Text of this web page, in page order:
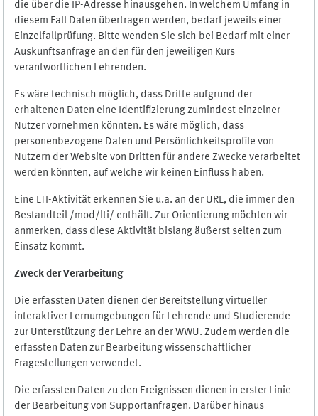
die über die IP-Adresse hinausgehen. In welchem Umfang in
diesem Fall Daten übertragen werden, bedarf jeweils einer
Einzelfallprüfung. Bitte wenden Sie sich bei Bedarf mit einer
Auskunftsanfrage an den für den jeweiligen Kurs
verantwortlichen Lehrenden.
Es wäre technisch möglich, dass Dritte aufgrund der
erhaltenen Daten eine Identifizierung zumindest einzelner
Nutzer vornehmen könnten. Es wäre möglich, dass
personenbezogene Daten und Persönlichkeitsprofile von
Nutzern der Website von Dritten für andere Zwecke verarbeitet
werden könnten, auf welche wir keinen Einfluss haben.
Eine LTI-Aktivität erkennen Sie u.a. an der URL, die immer den
Bestandteil /mod/lti/ enthält. Zur Orientierung möchten wir
anmerken, dass diese Aktivität bislang äußerst selten zum
Einsatz kommt.
Zweck der Verarbeitung
Die erfassten Daten dienen der Bereitstellung virtueller
interaktiver Lernumgebungen für Lehrende und Studierende
zur Unterstützung der Lehre an der WWU. Zudem werden die
erfassten Daten zur Bearbeitung wissenschaftlicher
Fragestellungen verwendet.
Die erfassten Daten zu den Ereignissen dienen in erster Linie
der Bearbeitung von Supportanfragen. Darüber hinaus